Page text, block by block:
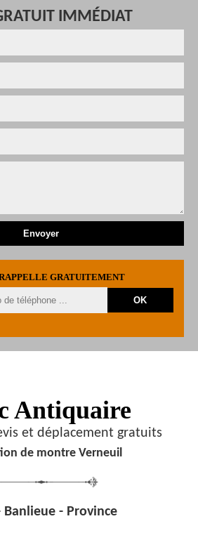
IMMÉDIAT
GRATUITEMENT
Antiquaire
et déplacement gratuits
de montre Verneuil
Banlieue - Province